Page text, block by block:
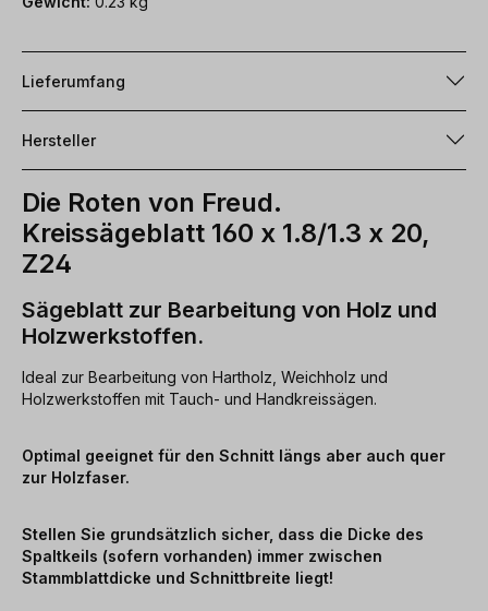
Lieferumfang
Hersteller
Die Roten von Freud.
Kreissägeblatt 160 x 1.8/1.3 x 20,
Z24
Sägeblatt zur Bearbeitung von Holz und
Holzwerkstoffen.
Ideal zur Bearbeitung von Hartholz, Weichholz und
Holzwerkstoffen mit Tauch- und Handkreissägen.
Optimal geeignet für den Schnitt längs aber auch quer
zur Holzfaser.
Stellen Sie grundsätzlich sicher, dass die Dicke des
Spaltkeils (sofern vorhanden) immer zwischen
Stammblattdicke und Schnittbreite liegt!